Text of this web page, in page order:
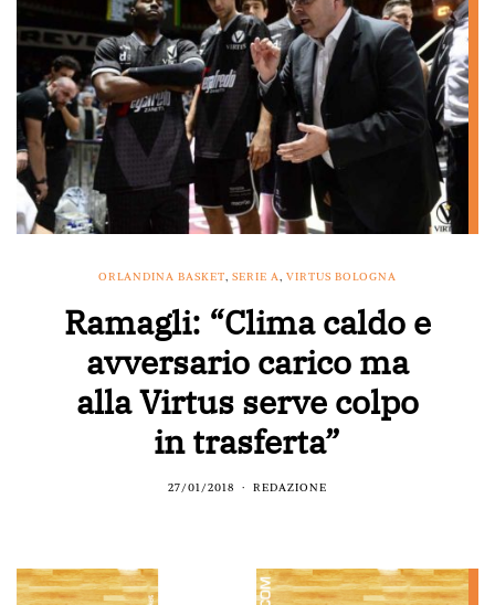
ORLANDINA BASKET, SERIE A, VIRTUS BOLOGNA
Ramagli: “Clima caldo e
avversario carico ma
alla Virtus serve colpo
in trasferta”
27/01/2018 REDAZIONE